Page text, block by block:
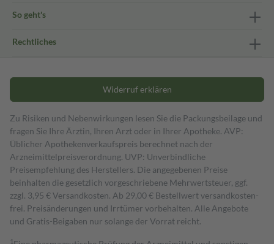
So geht's
Rechtliches
Widerruf erklären
Zu Risiken und Nebenwirkungen lesen Sie die Packungsbeilage und
fragen Sie Ihre Ärztin, Ihren Arzt oder in Ihrer Apotheke. AVP:
Üblicher Apothekenverkaufspreis berechnet nach der
Arzneimittelpreisverordnung. UVP: Unverbindliche
Preisempfehlung des Herstellers. Die angegebenen Preise
beinhalten die gesetzlich vorgeschriebene Mehrwertsteuer, ggf.
zzgl. 3,95 € Versandkosten. Ab 29,00 € Bestell­wert versand­kosten­
frei. Preisänderungen und Irrtümer vorbehalten. Alle Angebote
und Gratis-Beigaben nur solange der Vorrat reicht.
1